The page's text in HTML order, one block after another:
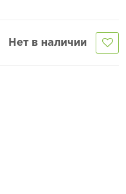
Нет в наличии